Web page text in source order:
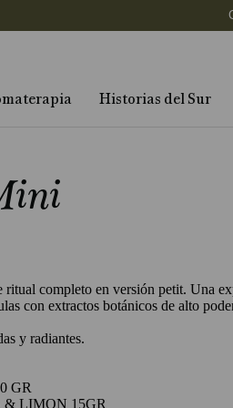
Historias del Sur
ritual completo en versión petit. Una
con extractos botánicos de alto
y radiantes.
GR
LIMON 15GR